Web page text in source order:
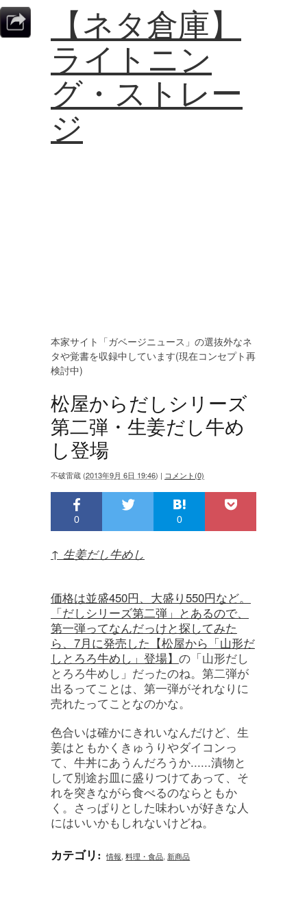
【ネタ倉庫】
ライトニン
グ・ストレー
ジ
本家サイト「ガベージニュース」の選抜外なネ
タや覚書を収録中しています(現在コンセプト再
検討中)
松屋からだしシリーズ
第二弾・生姜だし牛め
し登場
不破雷蔵 (2013年9月 6日 19:46) | コメント(0)
0 0
↑ 生姜だし牛めし
価格は並盛450円、大盛り550円など。
「だしシリーズ第二弾」とあるので、
第一弾ってなんだっけと探してみた
ら、7月に発売した 【松屋から「山形だ
しとろろ牛めし」登場】 の「山形だし
とろろ牛めし」だったのね。第二弾が
出るってことは、第一弾がそれなりに
売れたってことなのかな。
色合いは確かにきれいなんだけど、生
姜はともかくきゅうりやダイコンっ
て、牛丼にあうんだろうか......漬物と
して別途お皿に盛りつけてあって、そ
れを突きながら食べるのならともか
く。さっぱりとした味わいが好きな人
にはいいかもしれないけどね。
カテゴリ: 情報, 料理・食品, 新商品